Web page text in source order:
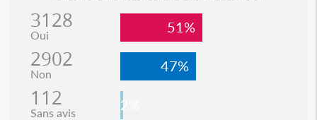
3128
Oui 51%
2902
Non 47%
112
Sans avis 2%